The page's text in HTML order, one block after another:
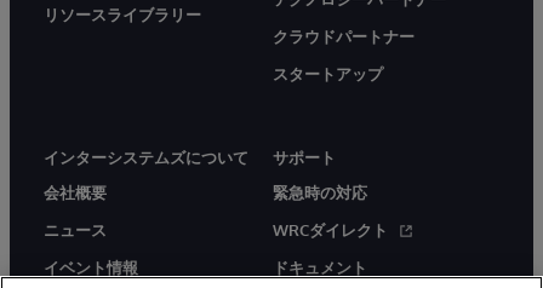
リソースライブラリー
クラウドパートナー
スタートアップ
インターシステムズについて
会社概要
ニュース
イベント情報
サポート
緊急時の対応
WRCダイレクト
ドキュメント